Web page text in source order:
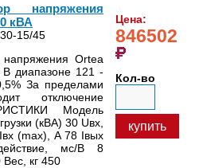
Цена:
846502
Кол-во
купить
напряжения
кВА
15/45
напряжения Ortea
диапазоне 121 -
За пределами
отключение
Модель
(кВА) 30 Uвх,
(max), А 78 Iвых
мс/В 8
кг 450